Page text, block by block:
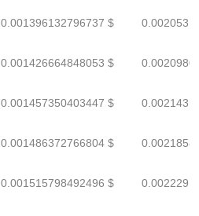
0.001396132796737 $
0.001426664848053 $
0.001457350403447 $
0.001486372766804 $
0.001515798492496 $